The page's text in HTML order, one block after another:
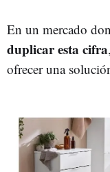
En un mercado
duplicar esta cifra
ofrecer una